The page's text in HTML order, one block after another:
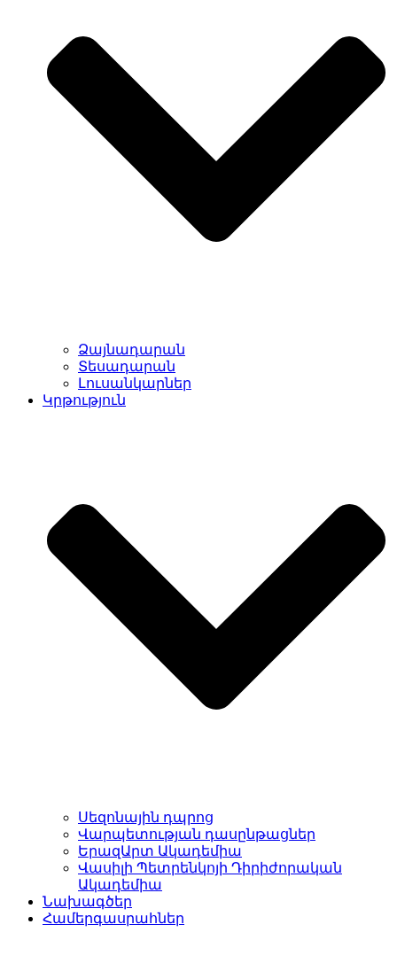
Ձայնադարան
Տեսադարան
Լուսանկարներ
Կրթություն
Սեզոնային դպրոց
Վարպետության դասընթացներ
ԵրազԱրտ Ակադեմիա
Վասիլի Պետրենկոյի Դիրիժորական
Ակադեմիա
Նախագծեր
Համերգասրահներ